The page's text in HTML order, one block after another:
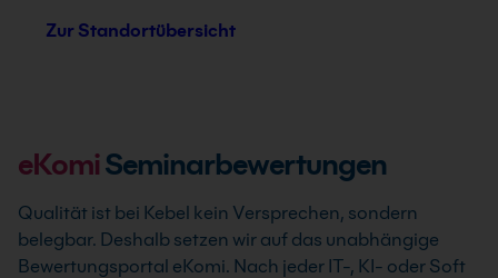
Zur Standortübersicht
eKomiSeminarbewertungen
Qualität ist bei Kebel kein Versprechen, sondern
belegbar. Deshalb setzen wir auf das unabhängige
Bewertungsportal eKomi. Nach jeder IT-, KI- oder Soft